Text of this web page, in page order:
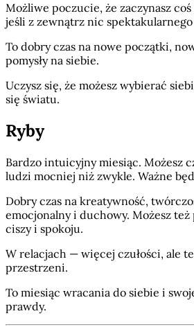
Możliwe poczucie, że zaczynasz
jeśli z zewnątrz nic
To dobry czas na nowe początki,
pomysły na siebie.
Uczysz się, że możesz wybierać
się światu.
Ryby
Bardzo intuicyjny miesiąc. Możesz
ludzi mocniej niż zwykle. Ważne
Dobry czas na kreatywność,
emocjonalny i duchowy. Możesz
ciszy i spokoju.
W relacjach — więcej czułości, ale
przestrzeni.
To miesiąc wracania do siebie i
prawdy.